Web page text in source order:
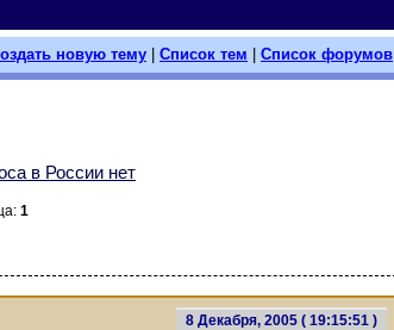
новую тему Список тем Список форумов
в России нет
1
8 Декабря, 2005 ( 19:15:51 )